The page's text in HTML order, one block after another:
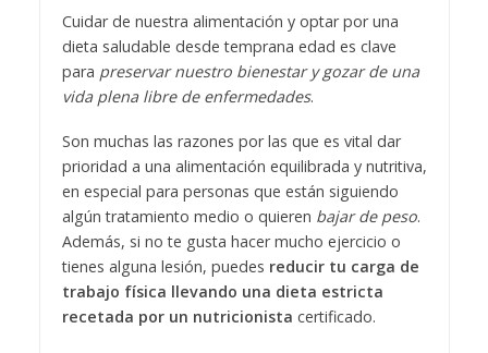
Cuidar de nuestra alimentación y optar por una
dieta saludable desde temprana edad es clave
para preservar nuestro bienestar y gozar de una
vida plena libre de enfermedades.
Son muchas las razones por las que es vital dar
prioridad a una alimentación equilibrada y nutritiva,
en especial para personas que están siguiendo
algún tratamiento medio o quieren bajar de peso.
Además, si no te gusta hacer mucho ejercicio o
tienes alguna lesión, puedes reducir tu carga de
trabajo física llevando una dieta estricta
recetada por un nutricionista certificado.